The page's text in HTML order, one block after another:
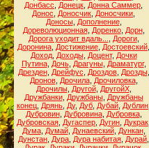
Донбасс
Донецк Донна Саммер
Донос
Доносчик Доносчики
Доносы, Дополнение,
Дореволюционная, Доренко, Дорн,
Дорога уходит вдаль...
Дороги,
Доронина Достижение Достоевский
Доход, Доходы, Доцент, Дочки
Путина, Дочь, Драгуны, Драматург,
Дрезден, Дрейфус Дроздов, Дрозды,
Дронов, Дрочила, Дрочиловка,
Дрочилы, Другой, ДругойХ,
Дружбанки, Дружбаны, Дружбаны
конец Дрянь Ду, Дуб Дубай Дублин
Дубровин, Дубровина, Дубровка,
Дубровская Дугаспер Дугин Дукрак
Дума, Думай, Дунаевский, Дункан,
Дунстан Дура Дура набитая Дурай